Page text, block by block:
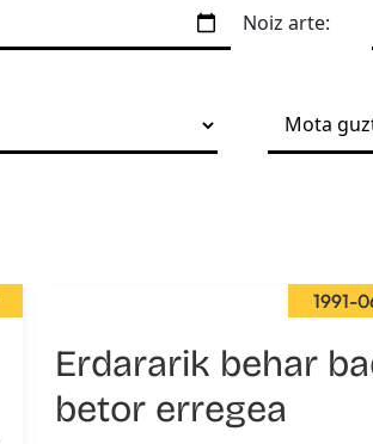
Noiz arte:
1991-
Erdararik behar
betor erregea